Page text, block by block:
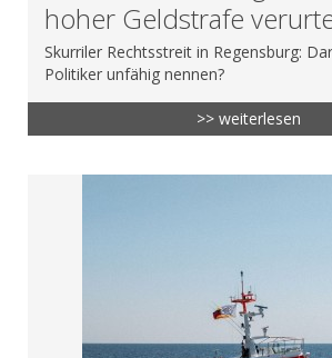
hoher Geldstrafe
Skurriler Rechtsstreit in Regensburg:
Politiker unfähig nennen?
>> weiterlesen